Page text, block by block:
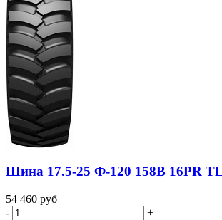
Шина 17.5-25 Ф-120 158B 16PR
54 460 руб
-
+